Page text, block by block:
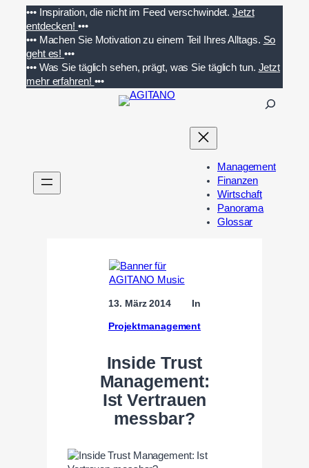
Inhalt
springen
••• Inspiration, die nicht im Feed verschwindet. Jetzt
entdecken! •••
••• Machen Sie Motivation zu einem Teil Ihres Alltags. So
geht es!•••
••• Was Sie täglich sehen, prägt, was Sie täglich tun. Jetzt
mehr erfahren! •••
n
Management
Finanzen
Wirtschaft
Panorama
Glossar
13. März 2014 In
Projektmanagement
Inside Trust
Management:
Ist Vertrauen
messbar?